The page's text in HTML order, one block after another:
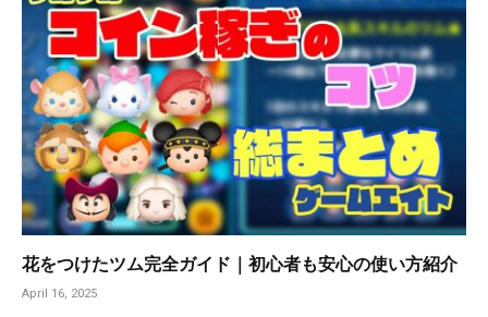
花をつけたツム完全ガイド｜初心者も安心の使い方紹介
April 16, 2025